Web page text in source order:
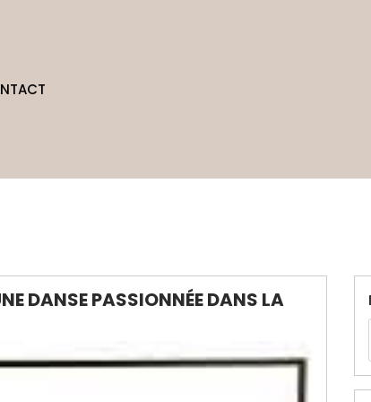
DANSE PASSIONNÉE DANS LA